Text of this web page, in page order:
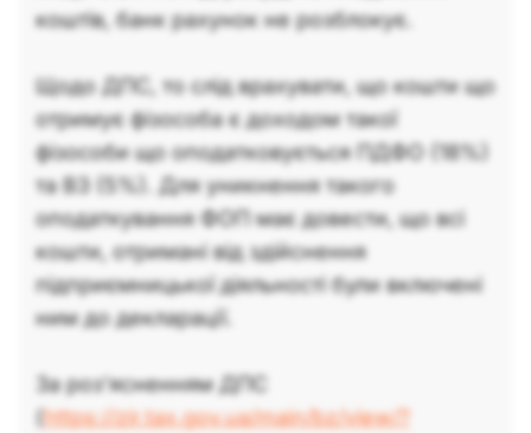
коштів, банк рахунок не розблокує.
Щодо ДПС, то слід врахувати, що кошти що
отримує фізособа є доходом такої
фізособи що оподатковується ПДФО (18%)
та ВЗ (5%). Для уникнення такого
оподаткування ФОП має довести, що всі
кошти, отримані від здійснення
підприємницької діяльності були включені
ним до декларації.
За роз’ясненням ДПС
(https://zir.tax.gov.ua/main/bz/view/?